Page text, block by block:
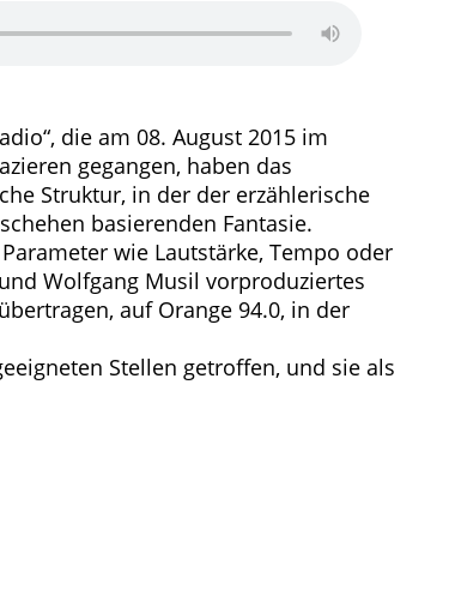
die am 08. August 2015 im
gegangen, haben das
Struktur, in der der erzählerische
basierenden Fantasie.
wie Lautstärke, Tempo oder
Wolfgang Musil vorproduziertes
auf Orange 94.0, in der
Stellen getroffen, und sie als